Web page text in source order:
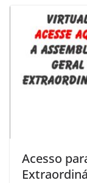
Acesso